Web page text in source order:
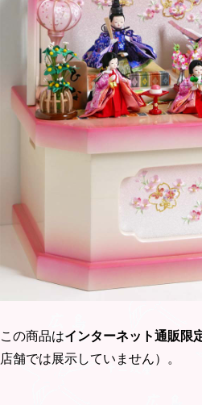
この商品はインターネット通販限
店舗では展示していません）。